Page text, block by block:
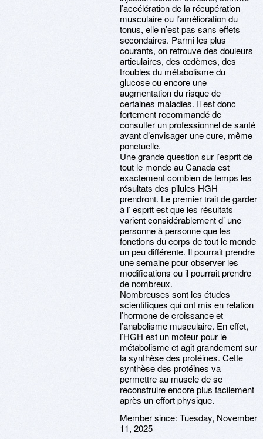
l’accélération de la récupération
musculaire ou l’amélioration du
tonus, elle n’est pas sans effets
secondaires. Parmi les plus
courants, on retrouve des douleurs
articulaires, des œdèmes, des
troubles du métabolisme du
glucose ou encore une
augmentation du risque de
certaines maladies. Il est donc
fortement recommandé de
consulter un professionnel de santé
avant d’envisager une cure, même
ponctuelle.
Une grande question sur l’esprit de
tout le monde au Canada est
exactement combien de temps les
résultats des pilules HGH
prendront. Le premier trait de garder
à l’ esprit est que les résultats
varient considérablement d’ une
personne à personne que les
fonctions du corps de tout le monde
un peu différente. Il pourrait prendre
une semaine pour observer les
modifications ou il pourrait prendre
de nombreux.
Nombreuses sont les études
scientifiques qui ont mis en relation
l’hormone de croissance et
l’anabolisme musculaire. En effet,
l’HGH est un moteur pour le
métabolisme et agit grandement sur
la synthèse des protéines. Cette
synthèse des protéines va
permettre au muscle de se
reconstruire encore plus facilement
après un effort physique.
Member since: Tuesday, November
11, 2025